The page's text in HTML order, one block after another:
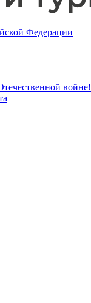
Федерации
войне!